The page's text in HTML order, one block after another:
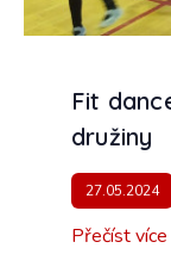
Fit
družiny
27.05.2024
Přečíst více